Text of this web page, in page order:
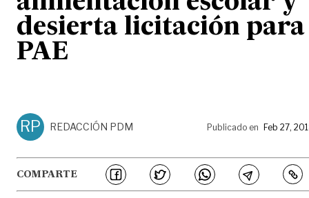
desierta licitación para
PAE
RP REDACCIÓN PDM Publicado en Feb 27,
COMPARTE